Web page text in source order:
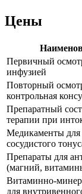
Цены
Первичный
инфузией
Повторный
контрольная
Препаратный
терапии при
Медикаменты для
сосудистого
Препараты для
(магний,
Витаминно-
для